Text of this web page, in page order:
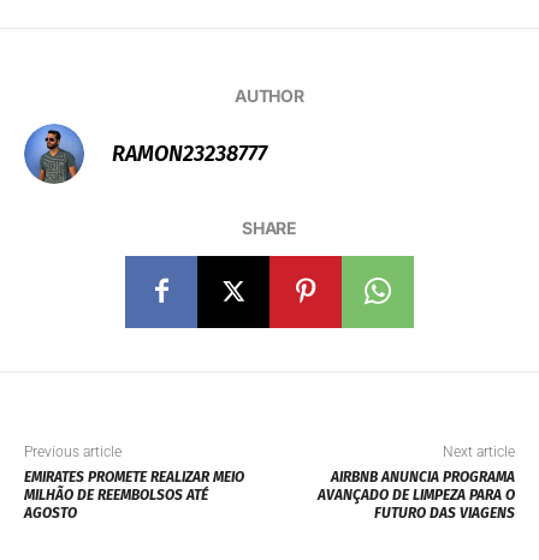
AUTHOR
RAMON23238777
SHARE
Previous article
EMIRATES PROMETE REALIZAR MEIO
MILHÃO DE REEMBOLSOS ATÉ
AGOSTO
Next article
AIRBNB ANUNCIA PROGRAMA
AVANÇADO DE LIMPEZA PARA O
FUTURO DAS VIAGENS